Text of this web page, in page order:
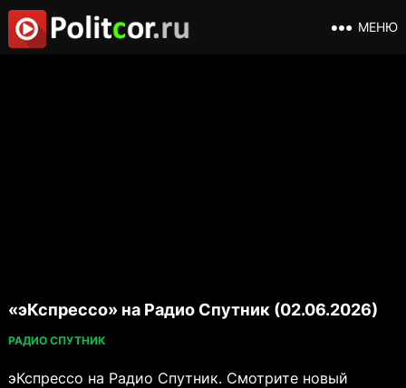
МЕНЮ
«эКспрессо» на Радио Спутник (02.06.2026)
РАДИО СПУТНИК
эКспрессо на Радио Спутник. Смотрите новый